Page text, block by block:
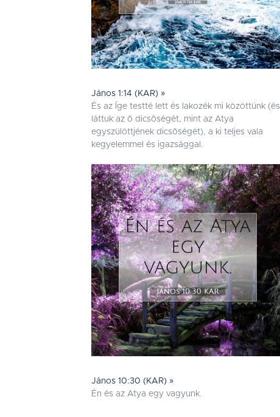
János 1:14 (KAR) »
És az Íge testté lett és lakozék mi közöttünk (és
láttuk az õ dicsõségét, mint az Atya
egyszülöttjének dicsõségét), a ki teljes vala
kegyelemmel és igazsággal.
János 10:30 (KAR) »
Én és az Atya egy vagyunk.